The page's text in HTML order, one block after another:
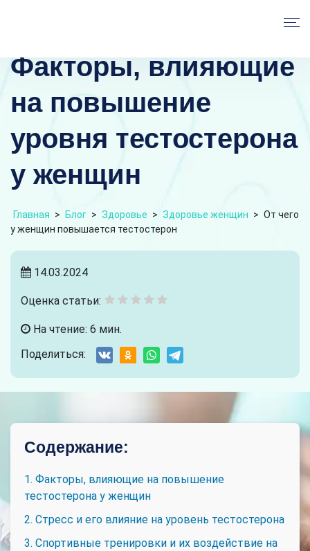
Факторы, влияющие
на повышение
уровня тестостерона
у женщин
Главная > Блог > Здоровье > Здоровье женщин > От чего
у женщин повышается тестостерон
14.03.2024
Оценка статьи:
На чтение: 6 мин.
Поделиться:
Содержание:
1. Факторы, влияющие на повышение
тестостерона у женщин
2. Стресс и его влияние на уровень тестостерона
3. Спортивные тренировки и их воздействие на